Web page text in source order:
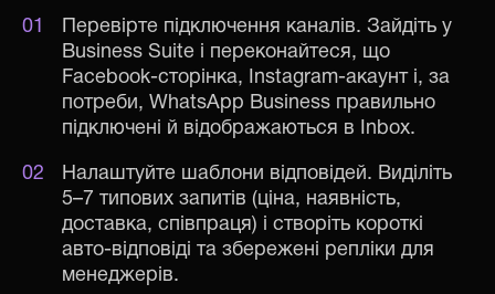
Перевірте підключення каналів. Зайдіть у
Business Suite і переконайтеся, що
Facebook-сторінка, Instagram-акаунт і, за
потреби, WhatsApp Business правильно
підключені й відображаються в Inbox.
Налаштуйте шаблони відповідей. Виділіть
5–7 типових запитів (ціна, наявність,
доставка, співпраця) і створіть короткі
авто-відповіді та збережені репліки для
менеджерів.